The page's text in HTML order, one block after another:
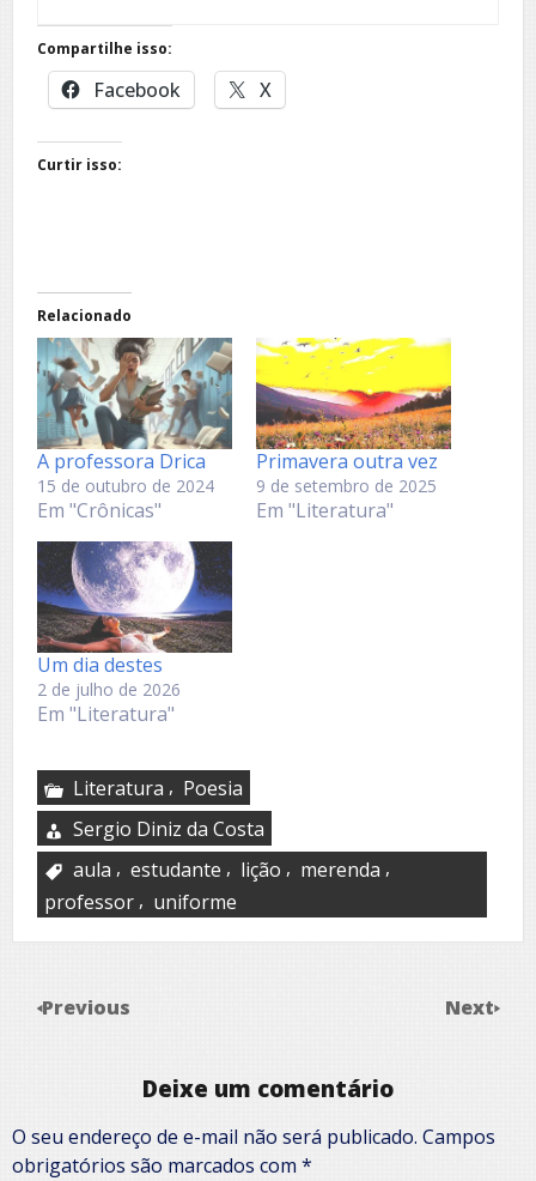
Compartilhe isso:
Facebook X
Curtir isso:
Relacionado
A professora Drica
15 de outubro de 2024
Em "Crônicas"
Primavera outra vez
9 de setembro de 2025
Em "Literatura"
Um dia destes
2 de julho de 2026
Em "Literatura"
Literatura , Poesia
Sergio Diniz da Costa
aula , estudante , lição , merenda ,
professor , uniforme
Previous Next
Deixe um comentário
O seu endereço de e-mail não será publicado. Campos
obrigatórios são marcados com *